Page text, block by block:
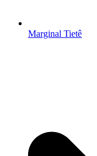
Marginal Tietê